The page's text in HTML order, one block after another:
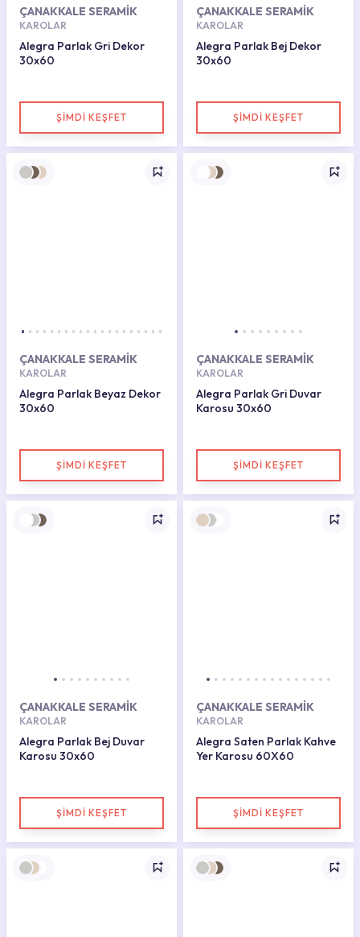
ÇANAKKALE SERAMİK
KAROLAR
Alegra Parlak Gri Dekor
30x60
ŞİMDİ KEŞFET
ÇANAKKALE SERAMİK
KAROLAR
Alegra Parlak Bej Dekor
30x60
ŞİMDİ KEŞFET
ÇANAKKALE SERAMİK
KAROLAR
Alegra Parlak Beyaz Dekor
30x60
ŞİMDİ KEŞFET
ÇANAKKALE SERAMİK
KAROLAR
Alegra Parlak Gri Duvar
Karosu 30x60
ŞİMDİ KEŞFET
ÇANAKKALE SERAMİK
KAROLAR
Alegra Parlak Bej Duvar
Karosu 30x60
ŞİMDİ KEŞFET
ÇANAKKALE SERAMİK
KAROLAR
Alegra Saten Parlak Kahve
Yer Karosu 60X60
ŞİMDİ KEŞFET